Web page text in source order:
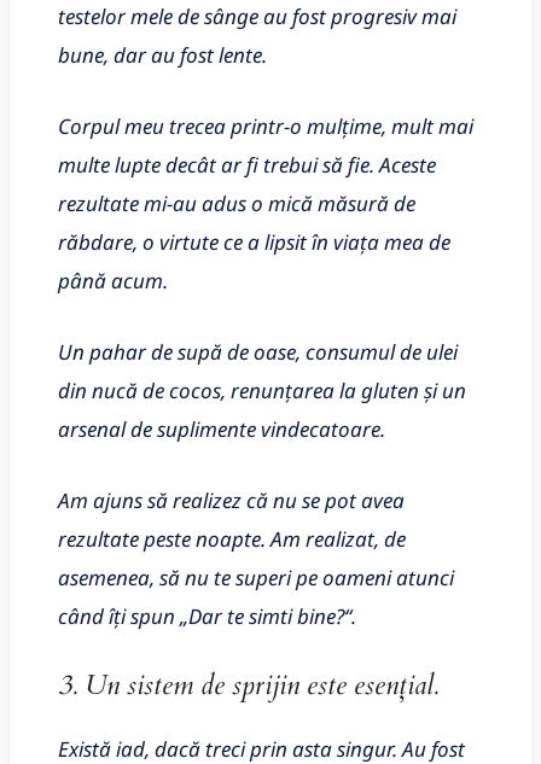
testelor mele de sânge au fost progresiv mai
bune, dar au fost lente.
Corpul meu trecea printr-o mulțime, mult mai
multe lupte decât ar fi trebui să fie. Aceste
rezultate mi-au adus o mică măsură de
răbdare, o virtute ce a lipsit în viața mea de
până acum.
Un pahar de supă de oase, consumul de ulei
din nucă de cocos, renunțarea la gluten și un
arsenal de suplimente vindecatoare.
Am ajuns să realizez că nu se pot avea
rezultate peste noapte. Am realizat, de
asemenea, să nu te superi pe oameni atunci
când îți spun „Dar te simti bine?“.
3. Un sistem de sprijin este esențial.
Există iad, dacă treci prin asta singur. Au fost